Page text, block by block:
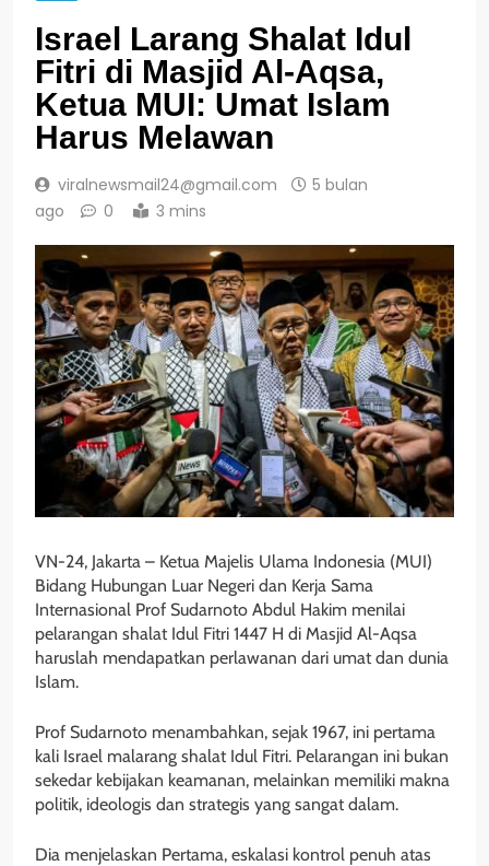
Israel Larang Shalat Idul
Fitri di Masjid Al-Aqsa,
Ketua MUI: Umat Islam
Harus Melawan
viralnewsmail24@gmail.com
5 bulan
ago
0 3 mins
VN-24, Jakarta – Ketua Majelis Ulama Indonesia (MUI)
Bidang Hubungan Luar Negeri dan Kerja Sama
Internasional Prof Sudarnoto Abdul Hakim menilai
pelarangan shalat Idul Fitri 1447 H di Masjid Al-Aqsa
haruslah mendapatkan perlawanan dari umat dan dunia
Islam.
Prof Sudarnoto menambahkan, sejak 1967, ini pertama
kali Israel malarang shalat Idul Fitri. Pelarangan ini bukan
sekedar kebijakan keamanan, melainkan memiliki makna
politik, ideologis dan strategis yang sangat dalam.
Dia menjelaskan Pertama, eskalasi kontrol penuh atas